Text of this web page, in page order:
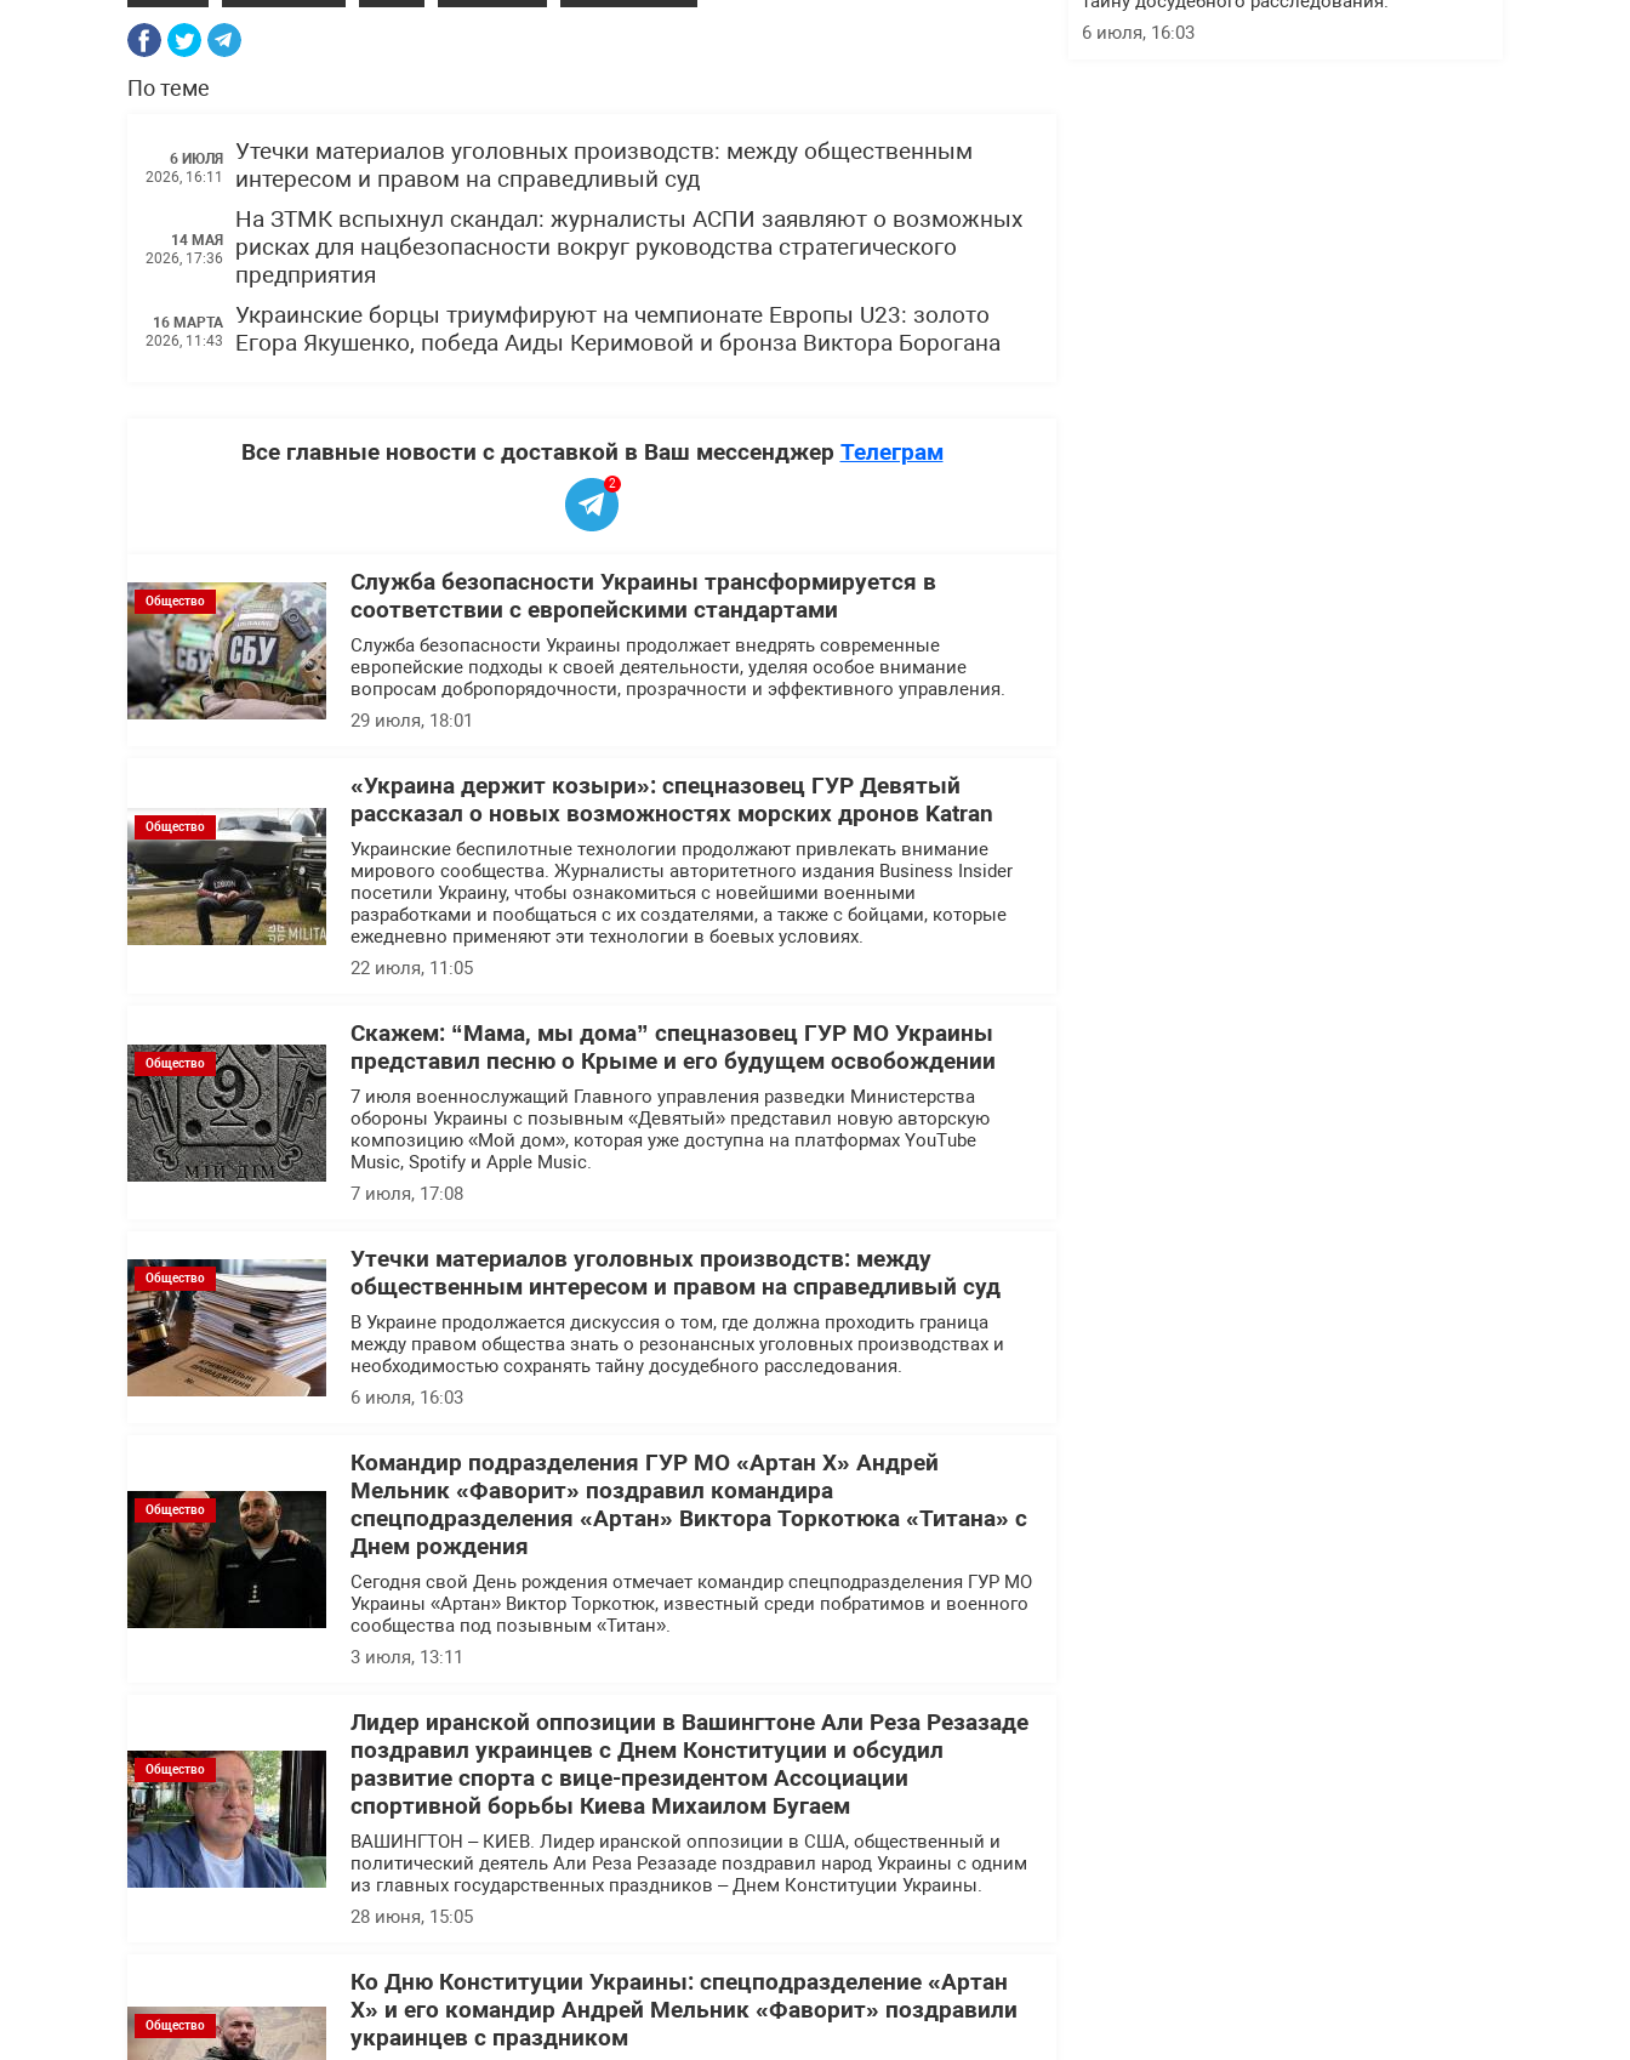
По теме
6 ИЮЛЯ
2026, 16:11
Утечки материалов уголовных производств: между общественным
интересом и правом на справедливый суд
14 МАЯ
2026, 17:36
На ЗТМК вспыхнул скандал: журналисты АСПИ заявляют о возможных
рисках для нацбезопасности вокруг руководства стратегического
предприятия
16 МАРТА
2026, 11:43
Украинские борцы триумфируют на чемпионате Европы U23: золото
Егора Якушенко, победа Аиды Керимовой и бронза Виктора Борогана
Все главные новости с доставкой в Ваш мессенджер Телеграм
2
Общество
Служба безопасности Украины трансформируется в
соответствии с европейскими стандартами
Служба безопасности Украины продолжает внедрять современные
европейские подходы к своей деятельности, уделяя особое внимание
вопросам добропорядочности, прозрачности и эффективного управления.
29 июля, 18:01
Общество
«Украина держит козыри»: спецназовец ГУР Девятый
рассказал о новых возможностях морских дронов Katran
Украинские беспилотные технологии продолжают привлекать внимание
мирового сообщества. Журналисты авторитетного издания Business Insider
посетили Украину, чтобы ознакомиться с новейшими военными
разработками и пообщаться с их создателями, а также с бойцами, которые
ежедневно применяют эти технологии в боевых условиях.
22 июля, 11:05
Общество
Скажем: “Мама, мы дома” спецназовец ГУР МО Украины
представил песню о Крыме и его будущем освобождении
7 июля военнослужащий Главного управления разведки Министерства
обороны Украины с позывным «Девятый» представил новую авторскую
композицию «Мой дом», которая уже доступна на платформах YouTube
Music, Spotify и Apple Music.
7 июля, 17:08
Общество
Утечки материалов уголовных производств: между
общественным интересом и правом на справедливый суд
В Украине продолжается дискуссия о том, где должна проходить граница
между правом общества знать о резонансных уголовных производствах и
необходимостью сохранять тайну досудебного расследования.
6 июля, 16:03
Общество
Командир подразделения ГУР МО «Артан Х» Андрей
Мельник «Фаворит» поздравил командира
спецподразделения «Артан» Виктора Торкотюка «Титана» с
Днем рождения
Сегодня свой День рождения отмечает командир спецподразделения ГУР МО
Украины «Артан» Виктор Торкотюк, известный среди побратимов и военного
сообщества под позывным «Титан».
3 июля, 13:11
Общество
Лидер иранской оппозиции в Вашингтоне Али Реза Резазаде
поздравил украинцев с Днем Конституции и обсудил
развитие спорта с вице-президентом Ассоциации
спортивной борьбы Киева Михаилом Бугаем
ВАШИНГТОН – КИЕВ. Лидер иранской оппозиции в США, общественный и
политический деятель Али Реза Резазаде поздравил народ Украины с одним
из главных государственных праздников – Днем Конституции Украины.
28 июня, 15:05
Общество
Ко Дню Конституции Украины: спецподразделение «Артан
Х» и его командир Андрей Мельник «Фаворит» поздравили
украинцев с праздником
6 июля, 16:03